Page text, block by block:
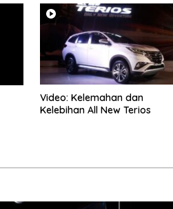
Video: Kelemahan dan
Kelebihan All New Terios